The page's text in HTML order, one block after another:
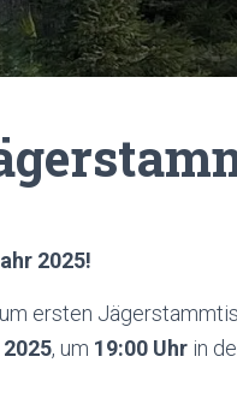
2025!
ersten
, um 19:00 Uhr in